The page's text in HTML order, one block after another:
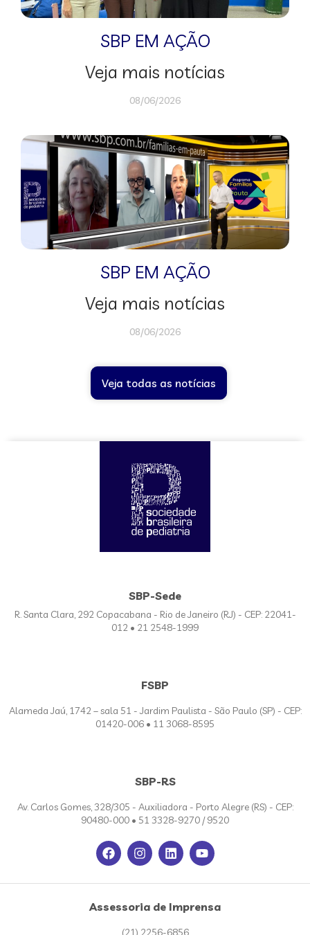
SBP EM AÇÃO
Veja mais notícias
08/06/2026
SBP EM AÇÃO
Veja mais notícias
08/06/2026
Veja todas as notícias
SBP-Sede
R. Santa Clara, 292 Copacabana - Rio de Janeiro (RJ) - CEP: 22041-
012 • 21 2548-1999
FSBP
Alameda Jaú, 1742 – sala 51 - Jardim Paulista - São Paulo (SP) - CEP:
01420-006 • 11 3068-8595
SBP-RS
Av. Carlos Gomes, 328/305 - Auxiliadora - Porto Alegre (RS) - CEP:
90480-000 • 51 3328-9270 / 9520
Assessoria de Imprensa
(21) 2256-6856